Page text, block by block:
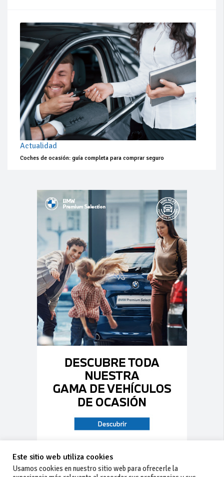
Actualidad
Coches de ocasión: guía completa para comprar seguro
Este sitio web utiliza cookies
Usamos cookies en nuestro sitio web para ofrecerle la